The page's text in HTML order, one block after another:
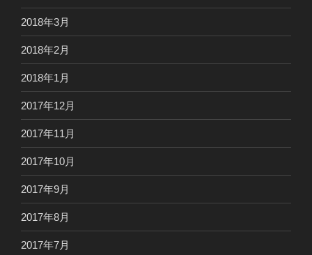
2018年3月
2018年2月
2018年1月
2017年12月
2017年11月
2017年10月
2017年9月
2017年8月
2017年7月